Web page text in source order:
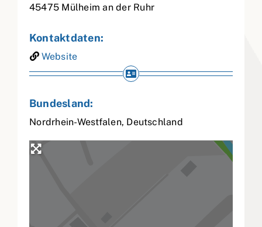
45475 Mülheim an der Ruhr
Kontaktdaten:
Website
Bundesland:
Nordrhein-Westfalen, Deutschland